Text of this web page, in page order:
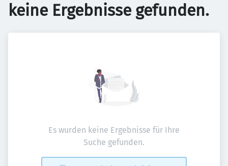
keine Ergebnisse gefunden.
Es wurden keine Ergebnisse für Ihre
Suche gefunden.